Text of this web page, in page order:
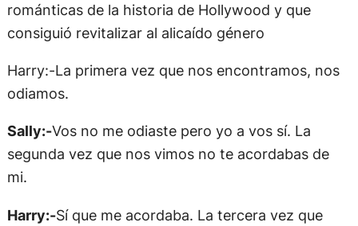
románticas de la historia de Hollywood y que
consiguió revitalizar al alicaído género
Harry:-La primera vez que nos encontramos, nos
odiamos.
Sally:-Vos no me odiaste pero yo a vos sí. La
segunda vez que nos vimos no te acordabas de
mi.
Harry:-Sí que me acordaba. La tercera vez que